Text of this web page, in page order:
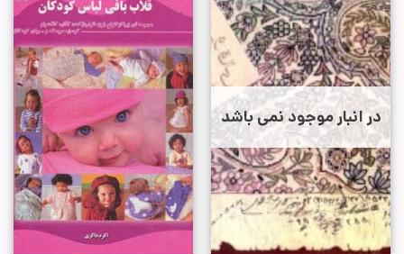
در انبار موجود نمی باشد